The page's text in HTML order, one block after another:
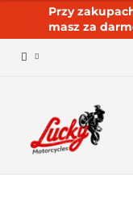
Przy
masz za